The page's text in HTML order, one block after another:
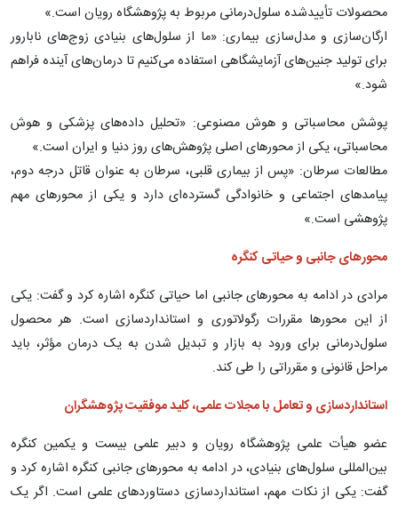
محصولات تأییدشده سلول‌درمانی مربوط به پژوهشگاه رویان است.»
ارگان‌سازی و مدل‌سازی بیماری: «ما از سلول‌های بنیادی زوج‌های نابارور
برای تولید جنین‌های آزمایشگاهی استفاده می‌کنیم تا درمان‌های آینده فراهم
شود.»
پوشش محاسباتی و هوش مصنوعی: «تحلیل داده‌های پزشکی و هوش
محاسباتی، یکی از محورهای اصلی پژوهش‌های روز دنیا و ایران است.»
مطالعات سرطان: «پس از بیماری قلبی، سرطان به عنوان قاتل درجه دوم،
پیامدهای اجتماعی و خانوادگی گسترده‌ای دارد و یکی از محورهای مهم
پژوهشی است.»
محورهای جانبی و حیاتی کنگره
مرادی در ادامه به محورهای جانبی اما حیاتی کنگره اشاره کرد و گفت: یکی
از این محورها مقررات رگولاتوری و استانداردسازی است. هر محصول
سلول‌درمانی برای ورود به بازار و تبدیل شدن به یک درمان مؤثر، باید
مراحل قانونی و مقرراتی را طی کند.
استانداردسازی و تعامل با مجلات علمی، کلید موفقیت پژوهشگران
عضو هیأت علمی پژوهشگاه رویان و دبیر علمی بیست و یکمین کنگره
بین‌المللی سلول‌های بنیادی، در ادامه به محورهای جانبی کنگره اشاره کرد و
گفت: یکی از نکات مهم، استانداردسازی دستاوردهای علمی است. اگر یک